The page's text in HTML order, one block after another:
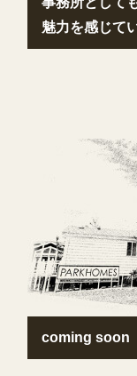
魅力を感じて
coming soon